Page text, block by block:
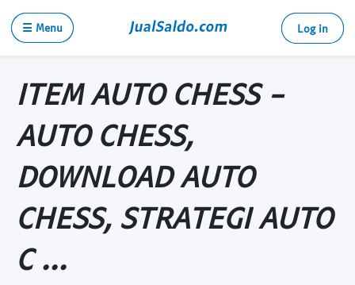
☰ Menu Log in
ITEM AUTO CHESS -
AUTO CHESS,
DOWNLOAD AUTO
CHESS, STRATEGI AUTO
C ...